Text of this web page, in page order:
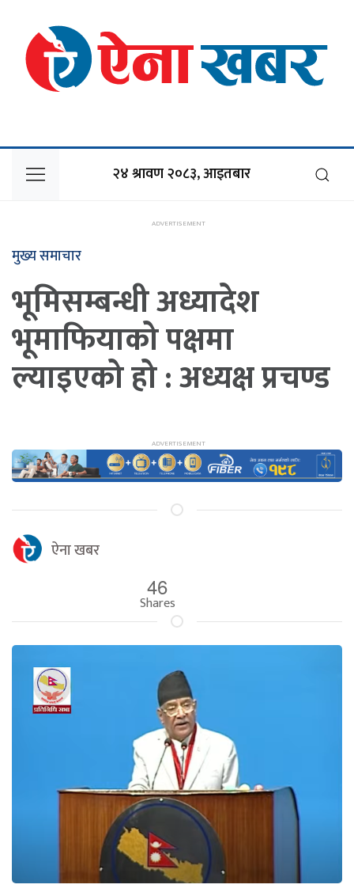
२४ श्रावण २०८३, आइतबार
मुख्य समाचार
भूमिसम्बन्धी अध्यादेश
भूमाफियाको पक्षमा
ल्याइएको हो : अध्यक्ष प्रचण्ड
ऐना खबर
46
Shares